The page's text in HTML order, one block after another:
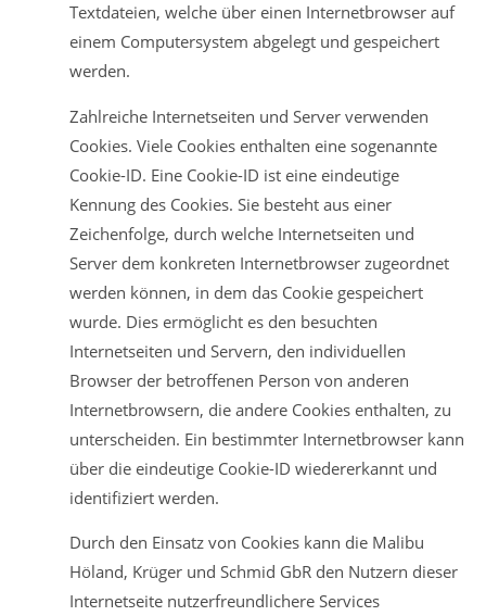
Textdateien, welche über einen Internetbrowser auf
einem Computersystem abgelegt und gespeichert
werden.
Zahlreiche Internetseiten und Server verwenden
Cookies. Viele Cookies enthalten eine sogenannte
Cookie-ID. Eine Cookie-ID ist eine eindeutige
Kennung des Cookies. Sie besteht aus einer
Zeichenfolge, durch welche Internetseiten und
Server dem konkreten Internetbrowser zugeordnet
werden können, in dem das Cookie gespeichert
wurde. Dies ermöglicht es den besuchten
Internetseiten und Servern, den individuellen
Browser der betroffenen Person von anderen
Internetbrowsern, die andere Cookies enthalten, zu
unterscheiden. Ein bestimmter Internetbrowser kann
über die eindeutige Cookie-ID wiedererkannt und
identifiziert werden.
Durch den Einsatz von Cookies kann die Malibu
Höland, Krüger und Schmid GbR den Nutzern dieser
Internetseite nutzerfreundlichere Services